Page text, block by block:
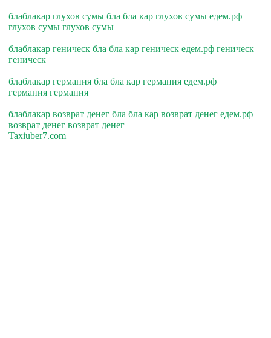
блаблакар глухов сумы бла бла кар глухов сумы едем.рф
глухов сумы глухов сумы
блаблакар геническ бла бла кар геническ едем.рф геническ
геническ
блаблакар германия бла бла кар германия едем.рф
германия германия
блаблакар возврат денег бла бла кар возврат денег едем.рф
возврат денег возврат денег
Taxiuber7.com